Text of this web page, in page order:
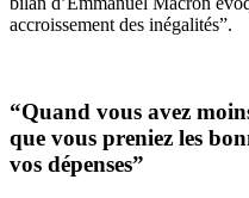
accroissement des inégalités”.
“Quand vous avez
que vous preniez les
vos dépenses”